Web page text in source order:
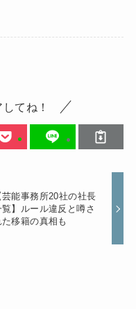
てね！
芸能事務所20社の社長
覧】ルール違反と噂さ
た移籍の真相も